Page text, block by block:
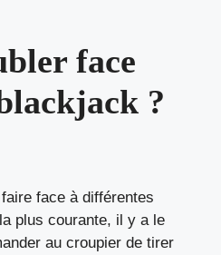
face
?
face à différentes
plus courante, il y a le
au croupier de tirer